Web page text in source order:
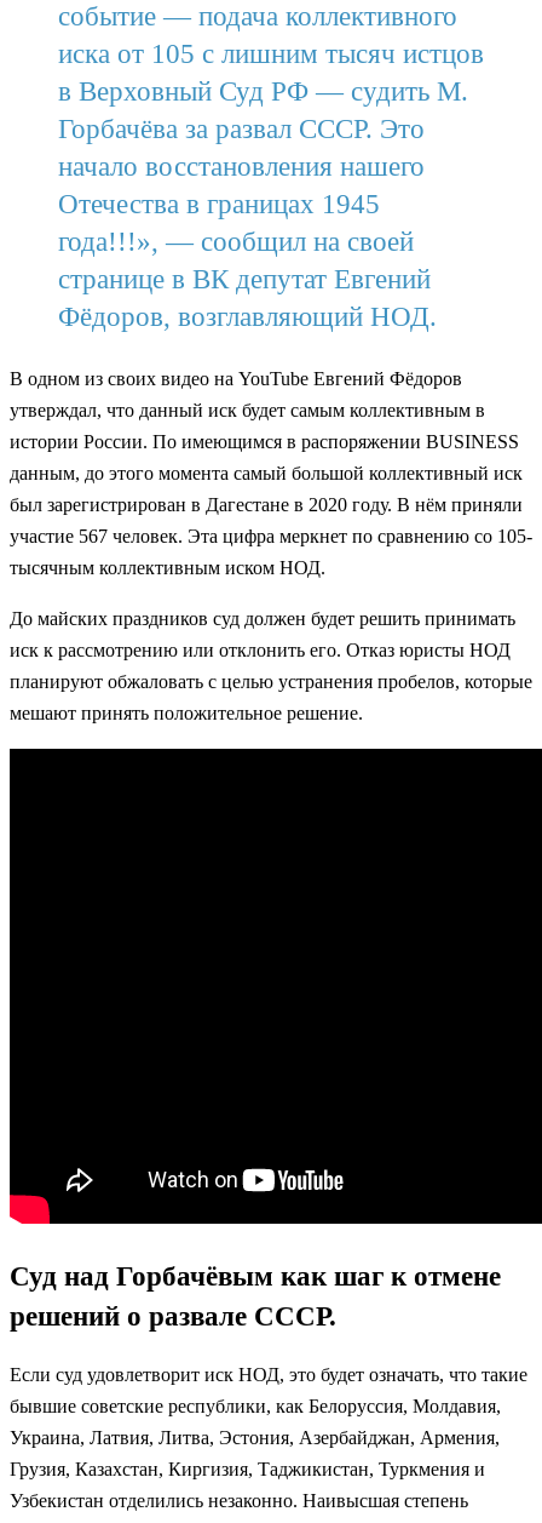
событие — подача коллективного
иска от 105 с лишним тысяч истцов
в Верховный Суд РФ — судить М.
Горбачёва за развал СССР. Это
начало восстановления нашего
Отечества в границах 1945
года!!!», — сообщил на своей
странице в ВК депутат Евгений
Фёдоров, возглавляющий НОД.
В одном из своих видео на YouTube Евгений Фёдоров
утверждал, что данный иск будет самым коллективным в
истории России. По имеющимся в распоряжении BUSINESS
данным, до этого момента самый большой коллективный иск
был зарегистрирован в Дагестане в 2020 году. В нём приняли
участие 567 человек. Эта цифра меркнет по сравнению со 105-
тысячным коллективным иском НОД.
До майских праздников суд должен будет решить принимать
иск к рассмотрению или отклонить его. Отказ юристы НОД
планируют обжаловать с целью устранения пробелов, которые
мешают принять положительное решение.
Суд над Горбачёвым как шаг к отмене
решений о развале СССР.
Если суд удовлетворит иск НОД, это будет означать, что такие
бывшие советские республики, как Белоруссия, Молдавия,
Украина, Латвия, Литва, Эстония, Азербайджан, Армения,
Грузия, Казахстан, Киргизия, Таджикистан, Туркмения и
Узбекистан отделились незаконно. Наивысшая степень